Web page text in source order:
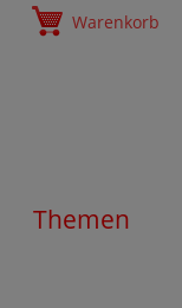
Warenkorb
Themen